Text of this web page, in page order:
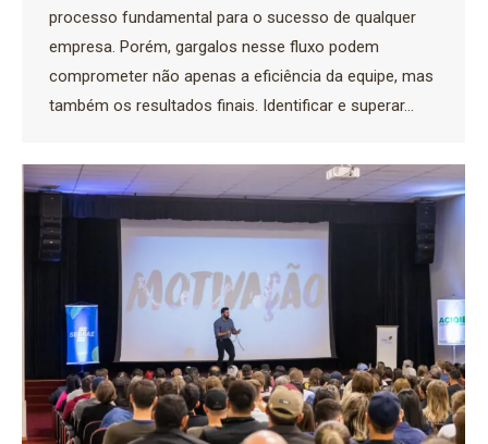
processo fundamental para o sucesso de qualquer
empresa. Porém, gargalos nesse fluxo podem
comprometer não apenas a eficiência da equipe, mas
também os resultados finais. Identificar e superar…